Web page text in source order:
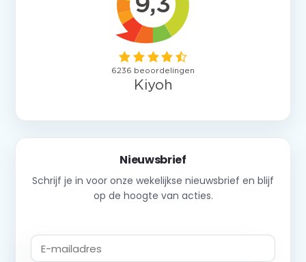
Nieuwsbrief
Schrijf je in voor onze wekelijkse nieuwsbrief en blijf
op de hoogte van acties.